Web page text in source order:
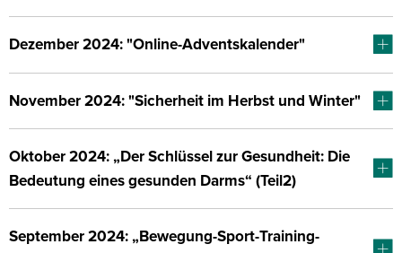
Dezember 2024: "Online-Adventskalender"
November 2024: "Sicherheit im Herbst und Winter"
Oktober 2024: „Der Schlüssel zur Gesundheit: Die
Bedeutung eines gesunden Darms“ (Teil2)
September 2024: „Bewegung-Sport-Training-